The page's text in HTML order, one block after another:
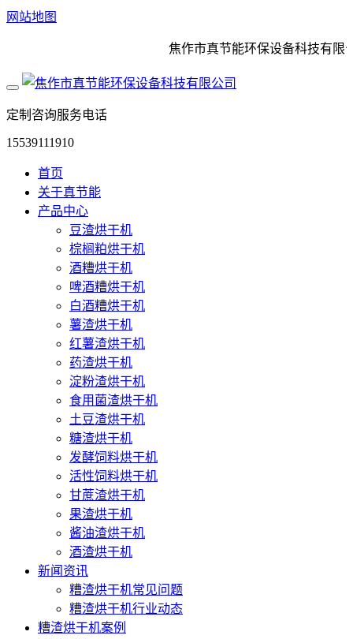
网站地图
焦作市真节能环保设备科技有限
定制咨询服务电话
15539111910
首页
关于真节能
产品中心
豆渣烘干机
棕榈粕烘干机
酒糟烘干机
啤酒糟烘干机
白酒糟烘干机
薯渣烘干机
红薯渣烘干机
药渣烘干机
淀粉渣烘干机
食用菌渣烘干机
土豆渣烘干机
糖渣烘干机
发酵饲料烘干机
活性饲料烘干机
甘蔗渣烘干机
果渣烘干机
酱油渣烘干机
酒渣烘干机
新闻资讯
糟渣烘干机常见问题
糟渣烘干机行业动态
糟渣烘干机案例